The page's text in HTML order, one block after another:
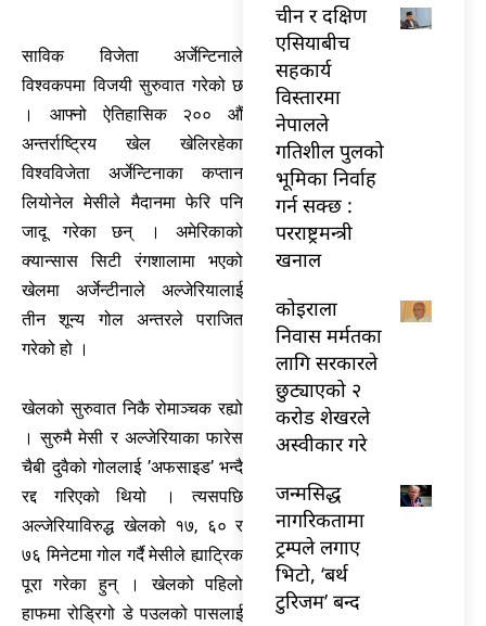
साविक विजेता अर्जेन्टिनाले
विश्वकपमा विजयी सुरुवात गरेको छ
। आफ्नो ऐतिहासिक २०० औँ
अन्तर्राष्ट्रिय खेल खेलिरहेका
विश्वविजेता अर्जेन्टिनाका कप्तान
लियोनेल मेसीले मैदानमा फेरि पनि
जादू गरेका छन् । अमेरिकाको
क्यान्सास सिटी रंगशालामा भएको
खेलमा अर्जेन्टीनाले अल्जेरियालाई
तीन शून्य गोल अन्तरले पराजित
गरेको हो ।
खेलको सुरुवात निकै रोमाञ्चक रह्यो
। सुरुमै मेसी र अल्जेरियाका फारेस
चैबी दुवैको गोललाई ’अफसाइड’ भन्दै
रद्द गरिएको थियो । त्यसपछि
अल्जेरियाविरुद्ध खेलको १७, ६० र
७६ मिनेटमा गोल गर्दै मेसीले ह्याट्रिक
पूरा गरेका हुन् । खेलको पहिलो
हाफमा रोड्रिगो डे पउलको पासलाई
चीन र दक्षिण
एसियाबीच
सहकार्य
विस्तारमा
नेपालले
गतिशील पुलको
भूमिका निर्वाह
गर्न सक्छ :
परराष्ट्रमन्त्री
खनाल
कोइराला
निवास मर्मतका
लागि सरकारले
छुट्याएको २
करोड शेखरले
अस्वीकार गरे
जन्मसिद्ध
नागरिकतामा
ट्रम्पले लगाए
भिटो, ‘बर्थ
टुरिजम’ बन्द